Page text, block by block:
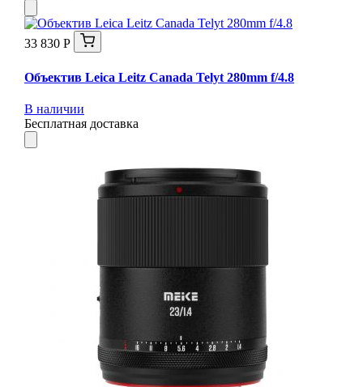
33 830 Р
Объектив Leica Leitz Canada Telyt 280mm f/4.8
В наличии
Бесплатная доставка